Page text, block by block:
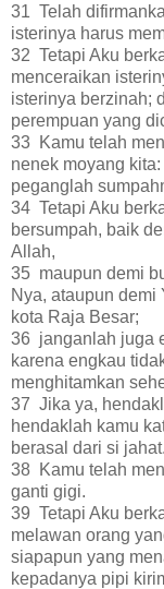
31 Telah
isterinya harus
32 Tetapi Aku
menceraikan
isterinya berzinah;
perempuan yang
33 Kamu telah
nenek moyang
peganglah
34 Tetapi Aku
bersumpah, baik
Allah,
35 maupun demi
Nya, ataupun demi
kota Raja Besar;
36 janganlah juga
karena engkau
menghitamkan
37 Jika ya,
hendaklah kamu
berasal dari si jahat.
38 Kamu telah
ganti gigi.
39 Tetapi Aku
melawan orang
siapapun yang
kepadanya pipi